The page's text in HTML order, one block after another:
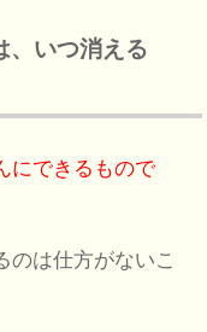
、いつ消える
にできるもので
のは仕方がないこ